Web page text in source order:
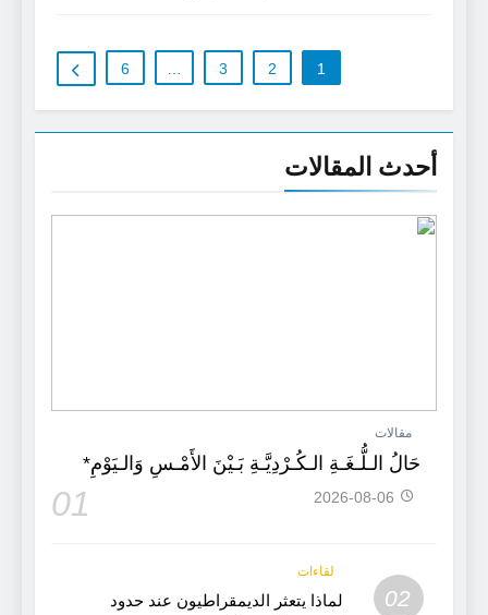
1
2
3
…
6
أحدث المقالات
مقالات
حَالُ الـلُّـغَـةِ الـكُـرْدِيَّـةِ بَـيْنَ الأَمْـسِ وَالـيَوْمِ*
01 2026-08-06
02
لقاءات
لماذا يتعثر الديمقراطيون عند حدود